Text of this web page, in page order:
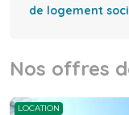
de logement
Nos offres
LOCATION